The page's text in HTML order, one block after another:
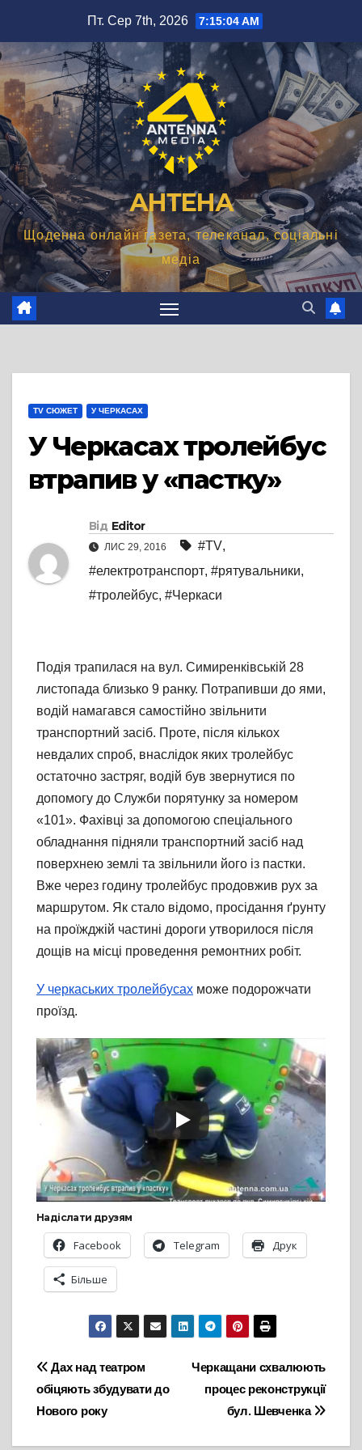
вмісту
Пт. Сер 7th, 2026 7:15:05 AM
АНТЕНА
Щоденна онлайн газета, телеканал, соціальні
медіа
TV СЮЖЕТ У ЧЕРКАСАХ
У Черкасах тролейбус
втрапив у «пастку»
Від Editor
ЛИС 29, 2016 #TV,
#електротранспорт, #рятувальники,
#тролейбус, #Черкаси
Подія трапилася на вул. Симиренківській 28
листопада близько 9 ранку. Потрапивши до ями,
водій намагався самостійно звільнити
транспортний засіб. Проте, після кількох
невдалих спроб, внаслідок яких тролейбус
остаточно застряг, водій був звернутися по
допомогу до Служби порятунку за номером
«101». Фахівці за допомогою спеціального
обладнання підняли транспортний засіб над
поверхнею землі та звільнили його із пастки.
Вже через годину тролейбус продовжив рух за
маршрутом. Як стало відомо, просідання ґрунту
на проїжджій частині дороги утворилося після
дощів на місці проведення ремонтних робіт.
У черкаських тролейбусах може подорожчати
проїзд.
Надіслати друзям
Facebook Telegram Друк
Більше
Навігація
записів
Черкащани схвалюють
процес реконструкції
бул. Шевченка
Дах над театром
обіцяють збудувати до
Нового року